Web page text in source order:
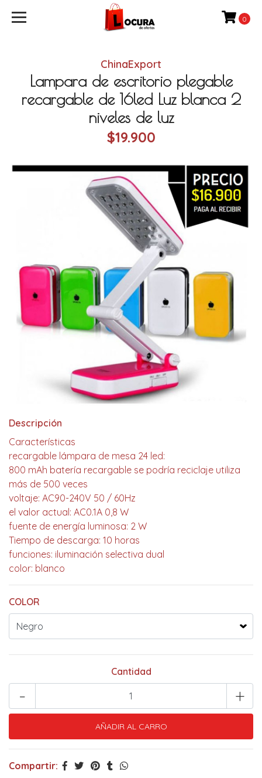
0
ChinaExport
Lampara de escritorio plegable
recargable de 16led Luz blanca 2
niveles de luz
$19.900
Descripción
Características
recargable lámpara de mesa 24 led:
800 mAh batería recargable se podría reciclaje utiliza
más de 500 veces
voltaje: AC90-240V 50 / 60Hz
el valor actual: AC0.1A 0,8 W
fuente de energía luminosa: 2 W
Tiempo de descarga: 10 horas
funciones: iluminación selectiva dual
color: blanco
COLOR
Cantidad
+
-
Compartir: